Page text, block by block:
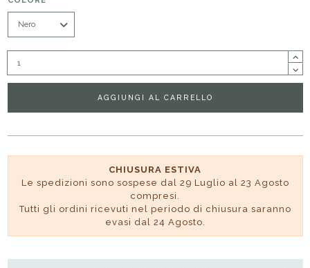
AGGIUNGI AL CARRELLO
CHIUSURA ESTIVA
Le spedizioni sono sospese dal 29 Luglio al 23 Agosto
compresi.
Tutti gli ordini ricevuti nel periodo di chiusura saranno
evasi dal 24 Agosto.